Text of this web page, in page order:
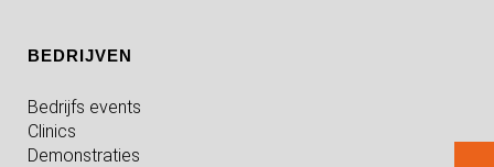
BEDRIJVEN
Bedrijfs events
Clinics
Demonstraties